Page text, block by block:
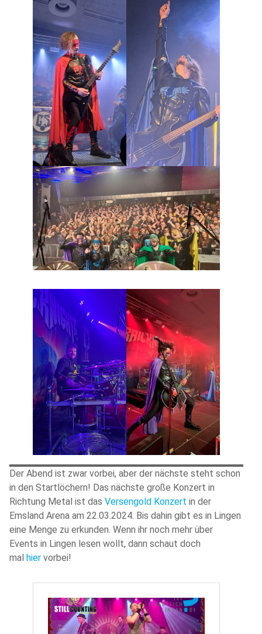
Der Abend ist zwar vorbei, aber der nächste steht schon
in den Startlöchern! Das nächste große Konzert in
Richtung Metal ist das Versengold Konzert in der
Emsland Arena am 22.03.2024. Bis dahin gibt es in Lingen
eine Menge zu erkunden. Wenn ihr noch mehr über
Events in Lingen lesen wollt, dann schaut doch
mal hier vorbei!